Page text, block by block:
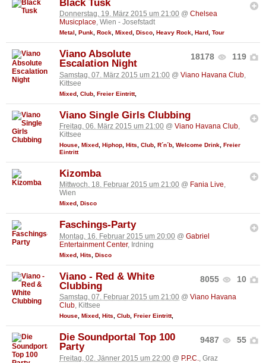
Black Tusk
Donnerstag, 19. März 2015 um 21:00 @ Chelsea
Musicplace, Wien - Josefstadt
Metal , Punk, Rock, Mixed, Disco, Heavy Rock, Hard, Tour
18178 119
Viano Absolute
Escalation Night
Samstag, 07. März 2015 um 21:00 @ Viano Havana Club
Kittsee
Mixed Club Freier Eintritt,
Viano Single Girls Clubbing
Freitag, 06. März 2015 um 21:00 @ Viano Havana Club,
Kittsee
House Mixed Hiphop Hits Club R´n´b Welcome Drink Freier
Eintritt
Kizomba
Mittwoch, 18. Februar 2015 um 21:00 @ Fania Live,
Wien
Mixed, Disco
Faschings-Party
Montag, 16. Februar 2015 um 20:00 @ Gabriel
Entertainment Center, Irdning
Mixed Hits Disco
8055 10
Viano - Red & White
Clubbing
Samstag, 07. Februar 2015 um 21:00 @ Viano Havana
Club, Kittsee
House, Mixed, Hits, Club, Freier Eintritt,
9487 55
Die Soundportal Top 100
Party
Freitag, 02. Jänner 2015 um 22:00 @ P.P.C. , Graz